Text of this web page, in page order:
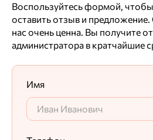
Воспользуйтесь формой,
оставить отзыв и предложение.
нас очень ценна. Вы получите
администратора в кратчайшие
Имя